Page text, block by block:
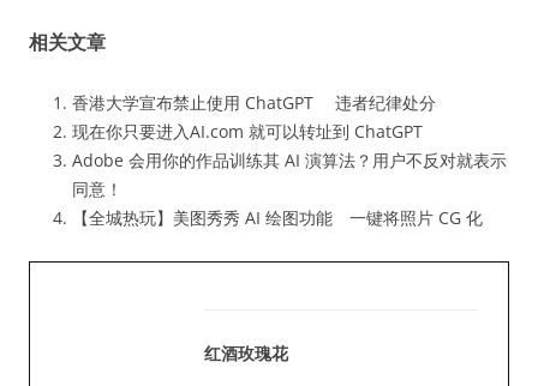
相关文章
香港大学宣布禁止使用 ChatGPT 违者纪律处分
现在你只要进入AI.com 就可以转址到 ChatGPT
Adobe 会用你的作品训练其 AI 演算法？用户不反对就表示
同意！
【全城热玩】美图秀秀 AI 绘图功能 一键将照片 CG 化
红酒玫瑰花